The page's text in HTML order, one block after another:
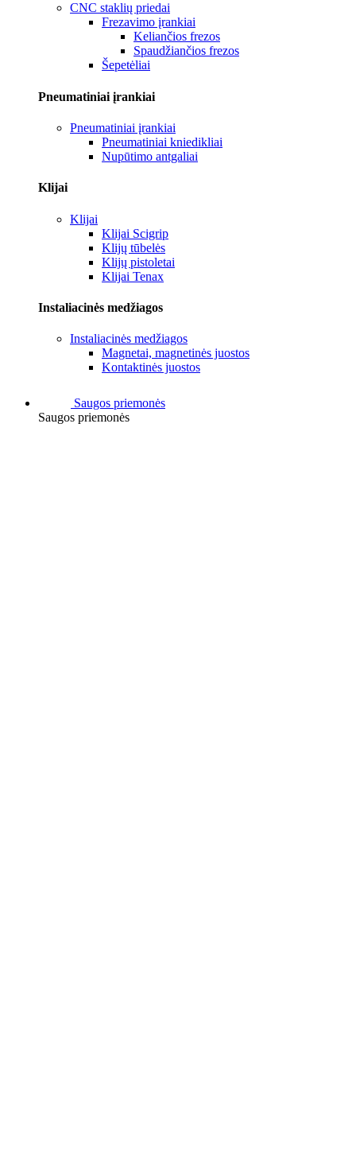
CNC staklių priedai
Frezavimo įrankiai
Keliančios frezos
Spaudžiančios frezos
Šepetėliai
Pneumatiniai įrankiai
Pneumatiniai įrankiai
Pneumatiniai kniedikliai
Nupūtimo antgaliai
Klijai
Klijai
Klijai Scigrip
Klijų tūbelės
Klijų pistoletai
Klijai Tenax
Instaliacinės medžiagos
Instaliacinės medžiagos
Magnetai, magnetinės juostos
Kontaktinės juostos
Saugos priemonės
Saugos priemonės